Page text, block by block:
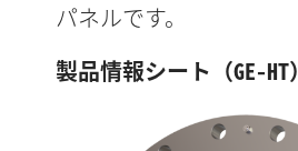
パネルです。
製品情報シート（GE-HT）